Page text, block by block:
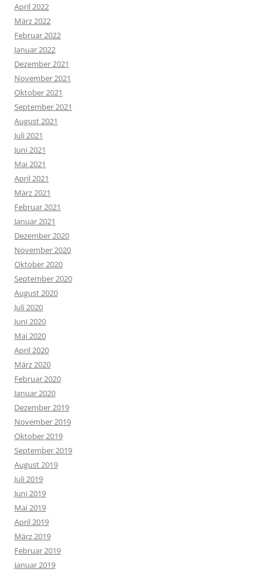
April 2022
März 2022
Februar 2022
Januar 2022
Dezember 2021
November 2021
Oktober 2021
September 2021
August 2021
Juli 2021
Juni 2021
Mai 2021
April 2021
März 2021
Februar 2021
Januar 2021
Dezember 2020
November 2020
Oktober 2020
September 2020
August 2020
Juli 2020
Juni 2020
Mai 2020
April 2020
März 2020
Februar 2020
Januar 2020
Dezember 2019
November 2019
Oktober 2019
September 2019
August 2019
Juli 2019
Juni 2019
Mai 2019
April 2019
März 2019
Februar 2019
Januar 2019